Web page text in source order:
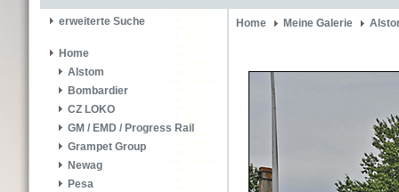
erweiterte Suche
Home
Alstom
Bombardier
CZ LOKO
GM / EMD / Progress Rail
Grampet Group
Newag
Pesa
Home Meine Galerie